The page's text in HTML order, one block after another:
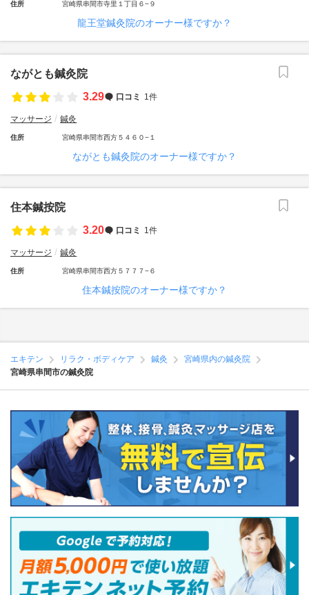
住所 宮崎県串間市寺里１丁目６−９
龍王堂鍼灸院のオーナー様ですか？
ながとも鍼灸院
3.29
口コミ 1件
マッサージ 鍼灸
住所 宮崎県串間市西方５４６０−１
ながとも鍼灸院のオーナー様ですか？
住本鍼按院
3.20
口コミ 1件
マッサージ 鍼灸
住所 宮崎県串間市西方５７７７−６
住本鍼按院のオーナー様ですか？
エキテン リラク・ボディケア 鍼灸
宮崎県内の鍼灸院
宮崎県串間市の鍼灸院